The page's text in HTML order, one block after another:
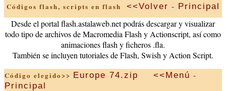
Códigos flash, scripts en flash <<Volver - Principal
Desde el portal flash.astalaweb.net podrás descargar y visualizar
todo tipo de archivos de Macromedia Flash y Actionscript, así como
animaciones flash y ficheros .fla.
También se incluyen tutoriales de Flash, Swish y Action Script.
Código elegido>> Europe 74.zip <<Menú -
Principal